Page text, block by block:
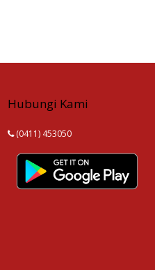
Hubungi Kami
(0411) 453050